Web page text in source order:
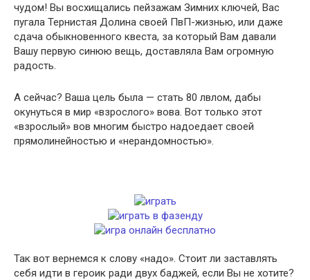
чудом! Вы восхищались пейзажам Зимних ключей, Вас
пугала Тернистая Долина своей ПвП-жизнью, или даже
сдача обыкновенного квеста, за который Вам давали
Вашу первую синюю вещь, доставляла Вам огромную
радость.
А сейчас? Ваша цель была — стать 80 лвлом, дабы
окунуться в мир «взрослого» вова. Вот только этот
«взрослый» вов многим быстро надоедает своей
прямолинейностью и «нерандомностью».
Так вот вернемся к слову «надо». Стоит ли заставлять
себя идти в героик ради двух баджей, если Вы не хотите?